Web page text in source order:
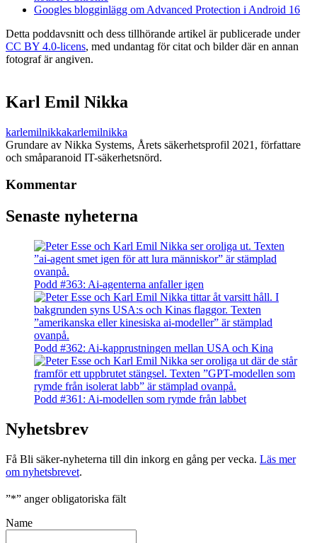
Googles blogginlägg om Advanced Protection i Android 16
Detta poddavsnitt och dess tillhörande artikel är publicerade under
CC BY 4.0-licens, med undantag för citat och bilder där en annan
fotograf är angiven.
Karl Emil Nikka
karlemilnikkakarlemilnikka
Grundare av Nikka Systems, Årets säkerhetsprofil 2021, författare
och småparanoid IT-säkerhetsnörd.
Kommentar
Senaste nyheterna
Podd #363: Ai-agenterna anfaller igen
Podd #362: Ai-kapprustningen mellan USA och Kina
Podd #361: Ai-modellen som rymde från labbet
Nyhetsbrev
Få Bli säker-nyheterna till din inkorg en gång per vecka. Läs mer
om nyhetsbrevet.
”*” anger obligatoriska fält
Name